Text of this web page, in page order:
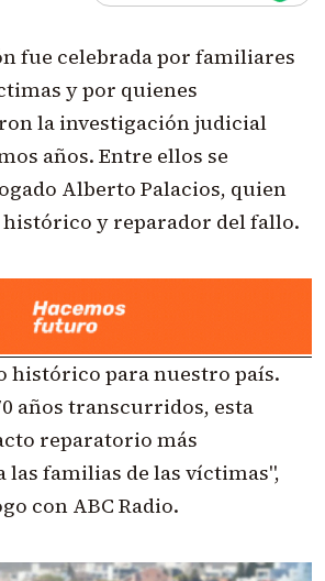
fue celebrada por familiares
y por quienes
la investigación judicial
años. Entre ellos se
Alberto Palacios, quien
histórico y reparador del fallo.
histórico para nuestro país.
años transcurridos, esta
reparatorio más
familias de las víctimas",
con ABC Radio.